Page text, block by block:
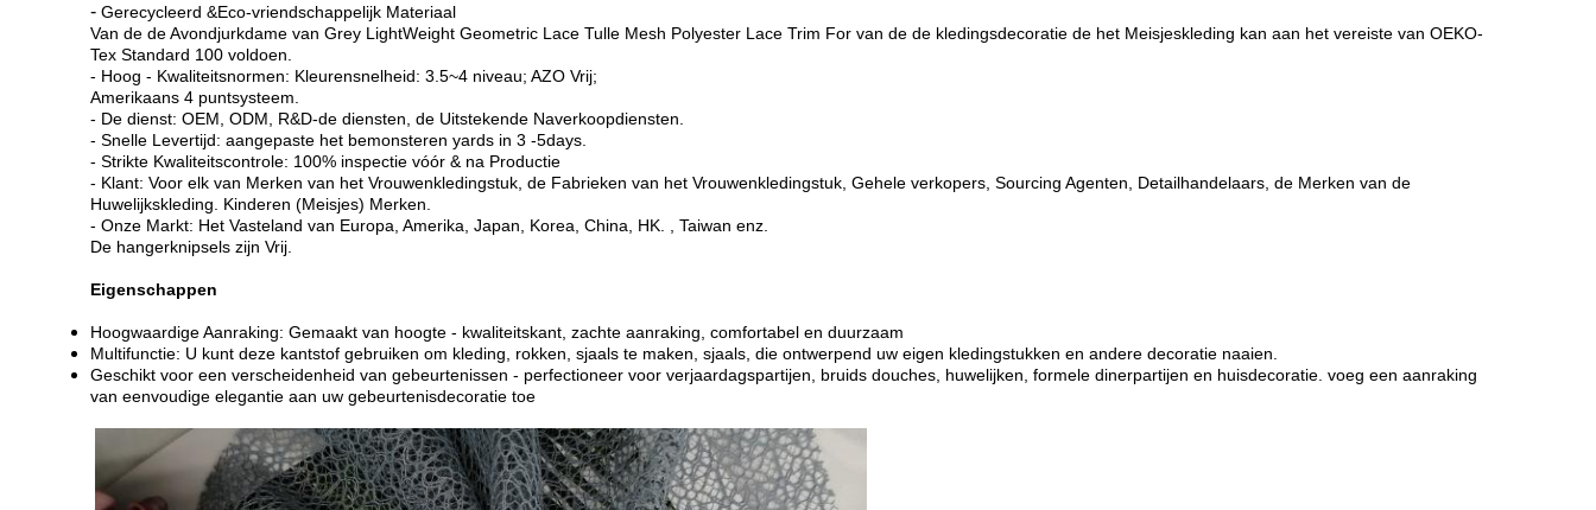
- Gerecycleerd &Eco-vriendschappelijk Materiaal
Van de de Avondjurkdame van Grey LightWeight Geometric Lace Tulle Mesh Polyester Lace Trim For van de de kledingsdecoratie de het Meisjeskleding kan aan het vereiste van OEKO-
Tex Standard 100 voldoen.
- Hoog - Kwaliteitsnormen: Kleurensnelheid: 3.5~4 niveau; AZO Vrij;
Amerikaans 4 puntsysteem.
- De dienst: OEM, ODM, R&D-de diensten, de Uitstekende Naverkoopdiensten.
- Snelle Levertijd: aangepaste het bemonsteren yards in 3 -5days.
- Strikte Kwaliteitscontrole: 100% inspectie vóór & na Productie
- Klant: Voor elk van Merken van het Vrouwenkledingstuk, de Fabrieken van het Vrouwenkledingstuk, Gehele verkopers, Sourcing Agenten, Detailhandelaars, de Merken van de
Huwelijkskleding. Kinderen (Meisjes) Merken.
- Onze Markt: Het Vasteland van Europa, Amerika, Japan, Korea, China, HK. , Taiwan enz.
De hangerknipsels zijn Vrij.
Eigenschappen
Hoogwaardige Aanraking: Gemaakt van hoogte - kwaliteitskant, zachte aanraking, comfortabel en duurzaam
Multifunctie: U kunt deze kantstof gebruiken om kleding, rokken, sjaals te maken, sjaals, die ontwerpend uw eigen kledingstukken en andere decoratie naaien.
Geschikt voor een verscheidenheid van gebeurtenissen - perfectioneer voor verjaardagspartijen, bruids douches, huwelijken, formele dinerpartijen en huisdecoratie. voeg een aanraking
van eenvoudige elegantie aan uw gebeurtenisdecoratie toe